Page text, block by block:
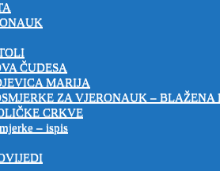
ČUDESA
MARIJA
ZA VJERONAUK – BLAŽENA
CRKVE
– ispis